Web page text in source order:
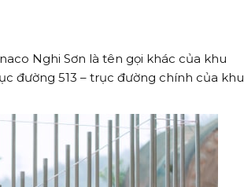
Nghi Sơn là tên gọi khác của khu
đường 513 – trục đường chính của khu